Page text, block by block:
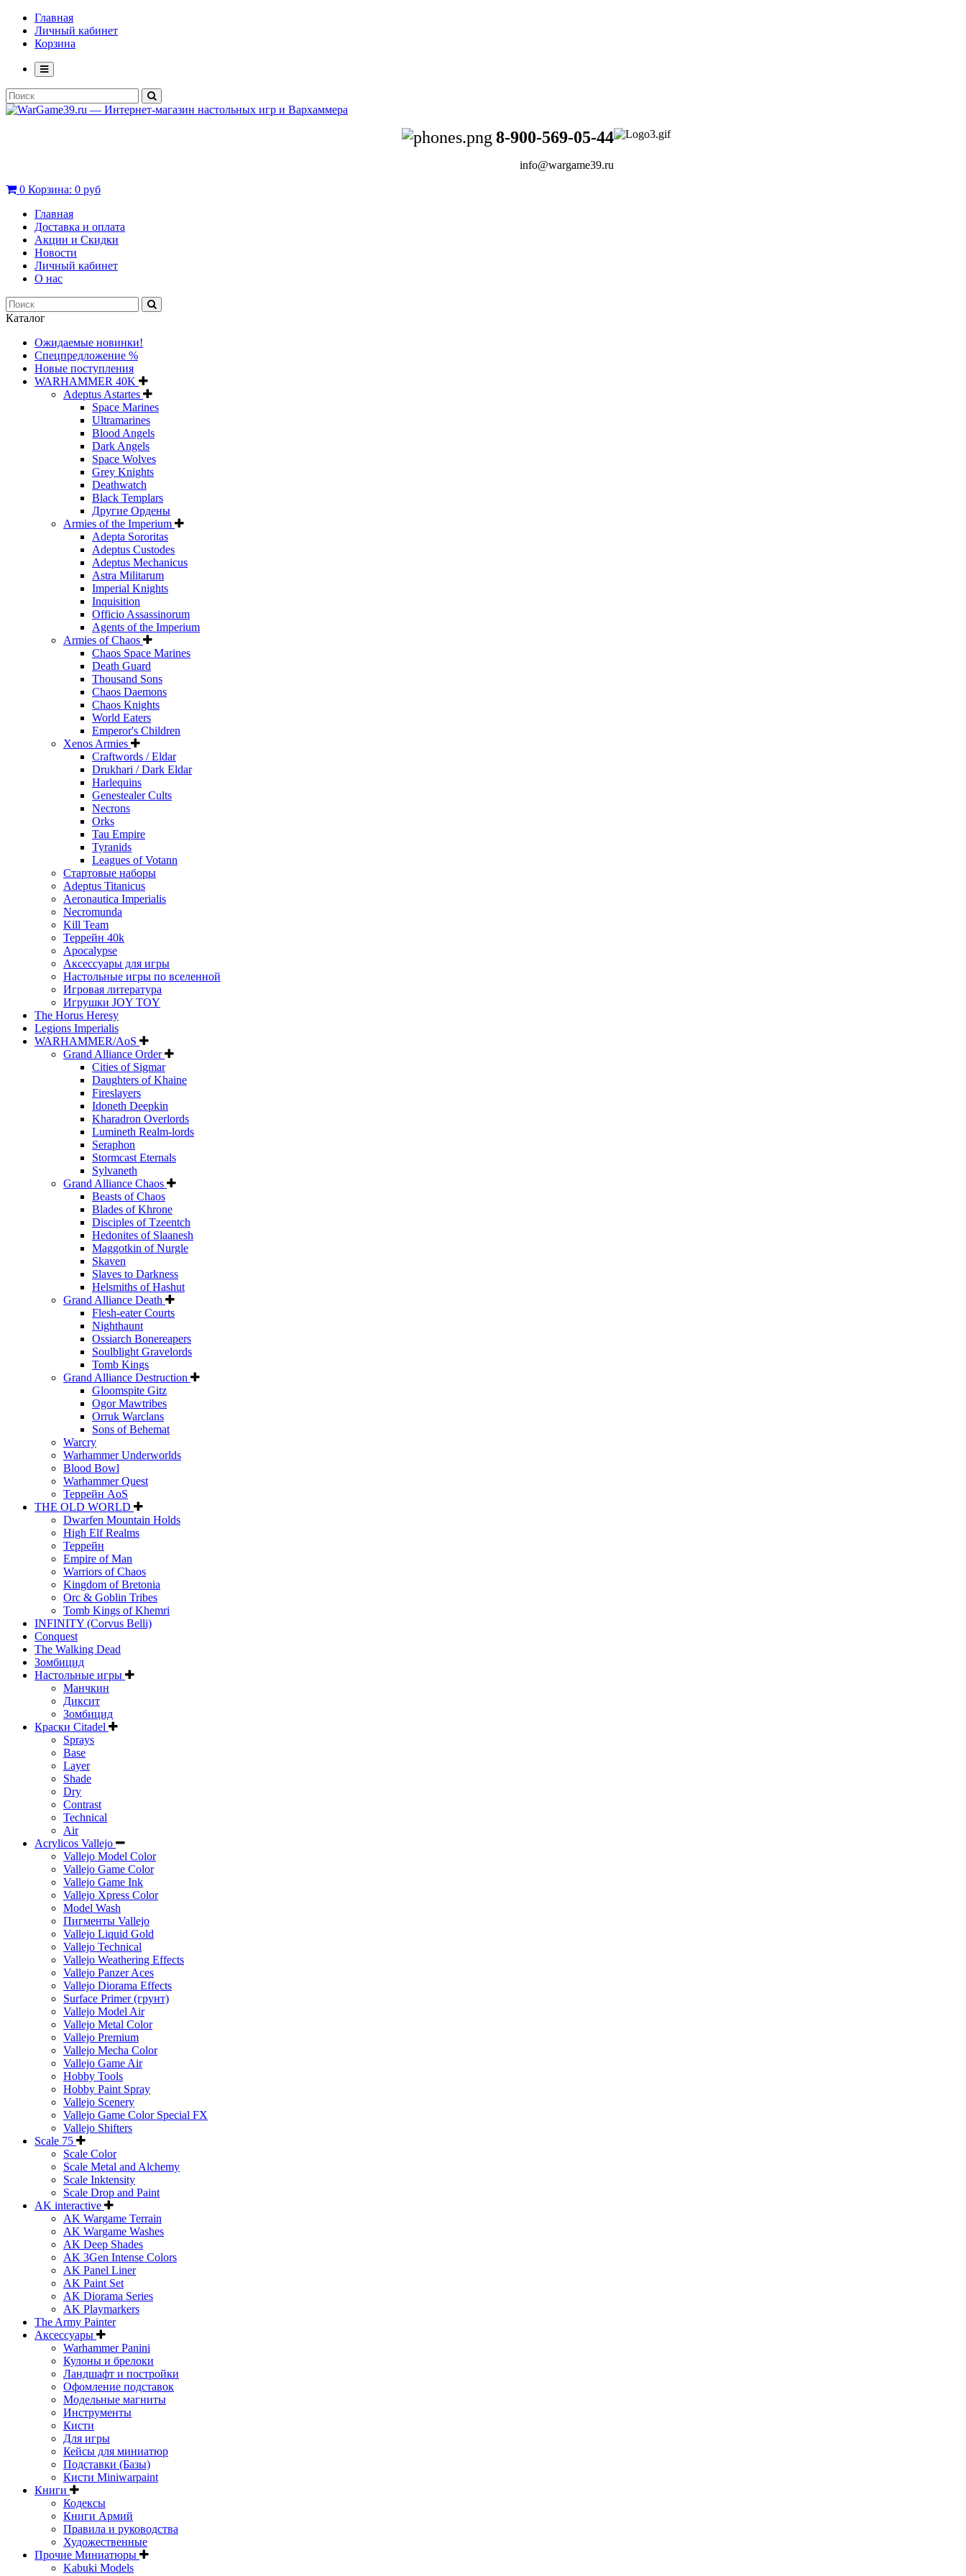
Главная
Личный кабинет
Корзина
8-900-569-05-44
info@wargame39.ru
0 Корзина: 0 руб
Главная
Доставка и оплата
Акции и Скидки
Новости
Личный кабинет
О нас
Каталог
Ожидаемые новинки!
Спецпредложение %
Новые поступления
WARHAMMER 40K
Adeptus Astartes
Space Marines
Ultramarines
Blood Angels
Dark Angels
Space Wolves
Grey Knights
Deathwatch
Black Templars
Другие Ордены
Armies of the Imperium
Adepta Sororitas
Adeptus Custodes
Adeptus Mechanicus
Astra Militarum
Imperial Knights
Inquisition
Officio Assassinorum
Agents of the Imperium
Armies of Chaos
Chaos Space Marines
Death Guard
Thousand Sons
Chaos Daemons
Chaos Knights
World Eaters
Emperor's Children
Xenos Armies
Craftwords / Eldar
Drukhari / Dark Eldar
Harlequins
Genestealer Cults
Necrons
Orks
Tau Empire
Tyranids
Leagues of Votann
Стартовые наборы
Adeptus Titanicus
Aeronautica Imperialis
Necromunda
Kill Team
Террейн 40k
Apocalypse
Аксессуары для игры
Настольные игры по вселенной
Игровая литература
Игрушки JOY TOY
The Horus Heresy
Legions Imperialis
WARHAMMER/AoS
Grand Alliance Order
Cities of Sigmar
Daughters of Khaine
Fireslayers
Idoneth Deepkin
Kharadron Overlords
Lumineth Realm-lords
Seraphon
Stormcast Eternals
Sylvaneth
Grand Alliance Chaos
Beasts of Chaos
Blades of Khrone
Disciples of Tzeentch
Hedonites of Slaanesh
Maggotkin of Nurgle
Skaven
Slaves to Darkness
Helsmiths of Hashut
Grand Alliance Death
Flesh-eater Courts
Nighthaunt
Ossiarch Bonereapers
Soulblight Gravelords
Tomb Kings
Grand Alliance Destruction
Gloomspite Gitz
Ogor Mawtribes
Orruk Warclans
Sons of Behemat
Warcry
Warhammer Underworlds
Blood Bowl
Warhammer Quest
Террейн AoS
THE OLD WORLD
Dwarfen Mountain Holds
High Elf Realms
Террейн
Empire of Man
Warriors of Chaos
Kingdom of Bretonia
Orc & Goblin Tribes
Tomb Kings of Khemri
INFINITY (Corvus Belli)
Conquest
The Walking Dead
Зомбицид
Настольные игры
Манчкин
Диксит
Зомбицид
Краски Citadel
Sprays
Base
Layer
Shade
Dry
Contrast
Technical
Air
Acrylicos Vallejo
Vallejo Model Color
Vallejo Game Color
Vallejo Game Ink
Vallejo Xpress Color
Model Wash
Пигменты Vallejo
Vallejo Liquid Gold
Vallejo Technical
Vallejo Weathering Effects
Vallejo Panzer Aces
Vallejo Diorama Effects
Surface Primer (грунт)
Vallejo Model Air
Vallejo Metal Color
Vallejo Premium
Vallejo Mecha Color
Vallejo Game Air
Hobby Tools
Hobby Paint Spray
Vallejo Scenery
Vallejo Game Color Special FX
Vallejo Shifters
Scale 75
Scale Color
Scale Metal and Alchemy
Scale Inktensity
Scale Drop and Paint
AK interactive
AK Wargame Terrain
AK Wargame Washes
AK Deep Shades
AK 3Gen Intense Colors
AK Panel Liner
AK Paint Set
AK Diorama Series
AK Playmarkers
The Army Painter
Аксессуары
Warhammer Panini
Кулоны и брелоки
Ландшафт и постройки
Офомление подставок
Модельные магниты
Инструменты
Кисти
Для игры
Кейсы для миниатюр
Подставки (Базы)
Кисти Miniwarpaint
Книги
Кодексы
Книги Армий
Правила и руководства
Художественные
Прочие Миниатюры
Kabuki Models